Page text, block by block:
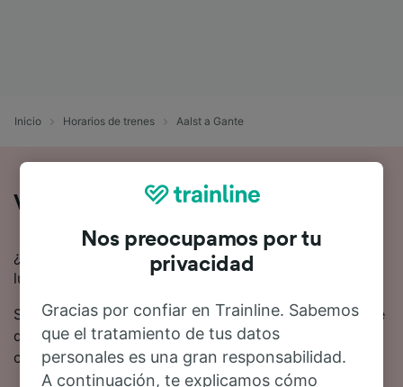
Inicio Horarios de trenes Aalst a Gante
Viaje en tren de Aalst a Gante
¿Quieres viajar en tren de Aalst a Gante? Estás en el
lugar adecuado.
Se estima que el viaje en tren desde Aalst hasta Gante
dura 30 minutos en promedio. 39 trenes trenes suelen
circular todos los días desde Aalst a Gante.
Nos preocupamos por tu
privacidad
Gracias por confiar en Trainline. Sabemos
que el tratamiento de tus datos
personales es una gran responsabilidad.
A continuación, te explicamos cómo